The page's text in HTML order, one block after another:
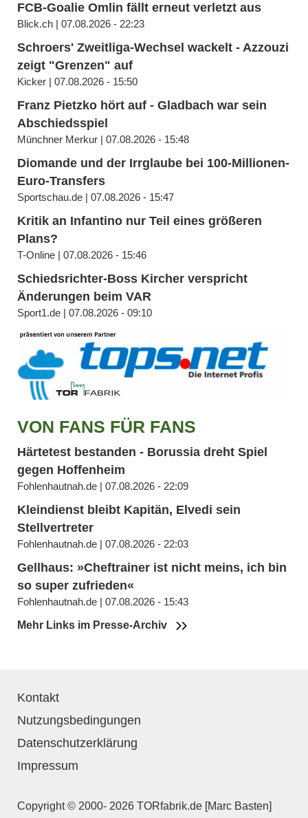
FCB-Goalie Omlin fällt erneut verletzt aus
Blick.ch | 07.08.2026 - 22:23
Schroers' Zweitliga-Wechsel wackelt - Azzouzi
zeigt "Grenzen" auf
Kicker | 07.08.2026 - 15:50
Franz Pietzko hört auf - Gladbach war sein
Abschiedsspiel
Münchner Merkur | 07.08.2026 - 15:48
Diomande und der Irrglaube bei 100-Millionen-
Euro-Transfers
Sportschau.de | 07.08.2026 - 15:47
Kritik an Infantino nur Teil eines größeren
Plans?
T-Online | 07.08.2026 - 15:46
Schiedsrichter-Boss Kircher verspricht
Änderungen beim VAR
Sport1.de | 07.08.2026 - 09:10
VON FANS FÜR FANS
Härtetest bestanden - Borussia dreht Spiel
gegen Hoffenheim
Fohlenhautnah.de | 07.08.2026 - 22:09
Kleindienst bleibt Kapitän, Elvedi sein
Stellvertreter
Fohlenhautnah.de | 07.08.2026 - 22:03
Gellhaus: »Cheftrainer ist nicht meins, ich bin
so super zufrieden«
Fohlenhautnah.de | 07.08.2026 - 15:43
Mehr Links im Presse-Archiv
Kontakt
Nutzungsbedingungen
Datenschutzerklärung
Impressum
Copyright © 2000- 2026 TORfabrik.de [Marc Basten]